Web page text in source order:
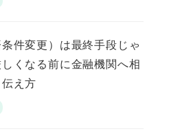
件変更）は最終手段じゃ
くなる前に金融機関へ相
え方